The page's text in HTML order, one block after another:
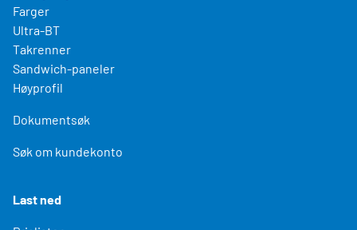
Farger
Ultra-BT
Takrenner
Sandwich-paneler
Høyprofil
Dokumentsøk
Søk om kundekonto
Last ned